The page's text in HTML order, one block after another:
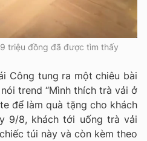
triệu đồng đã được tìm thấy
Công tung ra một chiêu bài
trend “Mình thích trà vải ở
để làm quà tặng cho khách
9/8, khách tới uống trà vải
túi này và còn kèm theo